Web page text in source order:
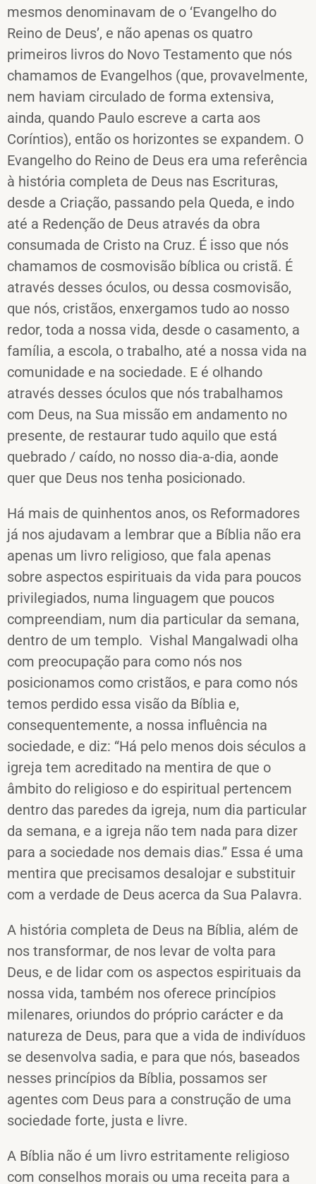
mesmos denominavam de o ‘Evangelho do
Reino de Deus’, e não apenas os quatro
primeiros livros do Novo Testamento que nós
chamamos de Evangelhos (que, provavelmente,
nem haviam circulado de forma extensiva,
ainda, quando Paulo escreve a carta aos
Coríntios), então os horizontes se expandem. O
Evangelho do Reino de Deus era uma referência
à história completa de Deus nas Escrituras,
desde a Criação, passando pela Queda, e indo
até a Redenção de Deus através da obra
consumada de Cristo na Cruz. É isso que nós
chamamos de cosmovisão bíblica ou cristã. É
através desses óculos, ou dessa cosmovisão,
que nós, cristãos, enxergamos tudo ao nosso
redor, toda a nossa vida, desde o casamento, a
família, a escola, o trabalho, até a nossa vida na
comunidade e na sociedade. E é olhando
através desses óculos que nós trabalhamos
com Deus, na Sua missão em andamento no
presente, de restaurar tudo aquilo que está
quebrado / caído, no nosso dia-a-dia, aonde
quer que Deus nos tenha posicionado.
Há mais de quinhentos anos, os Reformadores
já nos ajudavam a lembrar que a Bíblia não era
apenas um livro religioso, que fala apenas
sobre aspectos espirituais da vida para poucos
privilegiados, numa linguagem que poucos
compreendiam, num dia particular da semana,
dentro de um templo. Vishal Mangalwadi olha
com preocupação para como nós nos
posicionamos como cristãos, e para como nós
temos perdido essa visão da Bíblia e,
consequentemente, a nossa influência na
sociedade, e diz: “Há pelo menos dois séculos a
igreja tem acreditado na mentira de que o
âmbito do religioso e do espiritual pertencem
dentro das paredes da igreja, num dia particular
da semana, e a igreja não tem nada para dizer
para a sociedade nos demais dias.” Essa é uma
mentira que precisamos desalojar e substituir
com a verdade de Deus acerca da Sua Palavra.
A história completa de Deus na Bíblia, além de
nos transformar, de nos levar de volta para
Deus, e de lidar com os aspectos espirituais da
nossa vida, também nos oferece princípios
milenares, oriundos do próprio carácter e da
natureza de Deus, para que a vida de indivíduos
se desenvolva sadia, e para que nós, baseados
nesses princípios da Bíblia, possamos ser
agentes com Deus para a construção de uma
sociedade forte, justa e livre.
A Bíblia não é um livro estritamente religioso
com conselhos morais ou uma receita para a